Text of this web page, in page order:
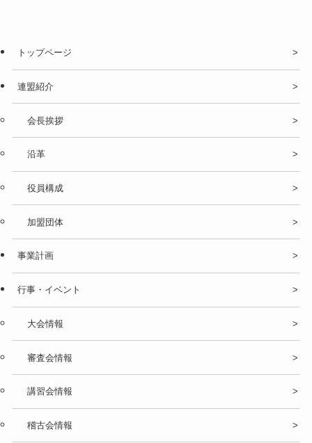
トップページ
連盟紹介
会長挨拶
沿革
役員構成
加盟団体
事業計画
行事・イベント
大会情報
審査会情報
講習会情報
稽古会情報